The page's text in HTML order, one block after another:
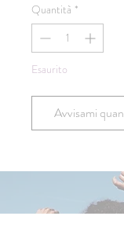
Quantità *
Esaurito
Avvisami